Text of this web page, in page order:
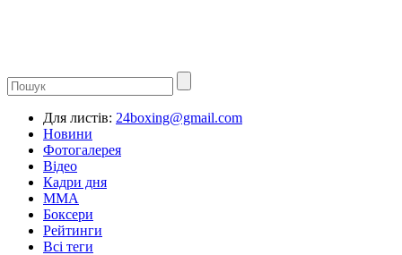
Для листів: 24boxing@gmail.com
Новини
Фотогалерея
Відео
Кадри дня
ММА
Боксери
Рейтинги
Всі теги